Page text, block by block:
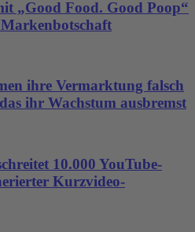
„Good Food. Good Poop“
ihre Vermarktung falsch
ihr Wachstum ausbremst
10.000 YouTube-
Kurzvideo-